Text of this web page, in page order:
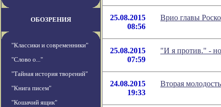
ОБОЗРЕНИЯ
"Классики и современники"
"Слово о..."
"Тайная история творений"
"Книга писем"
"Кошачий ящик"
25.08.2015
08:56
Врио главы
25.08.2015
07:59
"И я против." -
24.08.2015
19:33
Вторая молодость